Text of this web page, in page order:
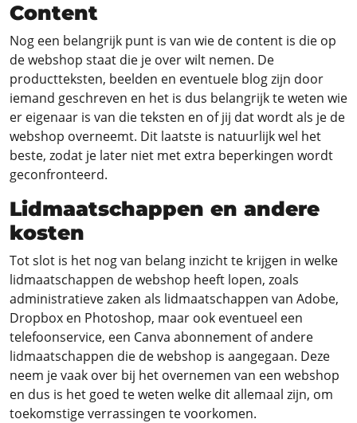
Content
Nog een belangrijk punt is van wie de content is die op
de webshop staat die je over wilt nemen. De
productteksten, beelden en eventuele blog zijn door
iemand geschreven en het is dus belangrijk te weten wie
er eigenaar is van die teksten en of jij dat wordt als je de
webshop overneemt. Dit laatste is natuurlijk wel het
beste, zodat je later niet met extra beperkingen wordt
geconfronteerd.
Lidmaatschappen en andere
kosten
Tot slot is het nog van belang inzicht te krijgen in welke
lidmaatschappen de webshop heeft lopen, zoals
administratieve zaken als lidmaatschappen van Adobe,
Dropbox en Photoshop, maar ook eventueel een
telefoonservice, een Canva abonnement of andere
lidmaatschappen die de webshop is aangegaan. Deze
neem je vaak over bij het overnemen van een webshop
en dus is het goed te weten welke dit allemaal zijn, om
toekomstige verrassingen te voorkomen.